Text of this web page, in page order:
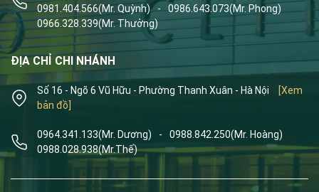
0981.404.566(Mr. Quỳnh) - 0986.643.073(Mr. Phong)
0966.328.339(Mr. Thưởng)
ĐỊA CHỈ CHI NHÁNH
Số 16 - Ngõ 6 Vũ Hữu - Phường Thanh Xuân - Hà Nội
[Xem
bản đồ]
0964.341.133(Mr. Dương) - 0988.842.250(Mr. Hoàng)
0988.028.938(Mr.Thế)